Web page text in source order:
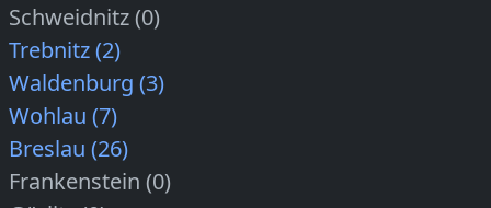
Schweidnitz (0)
Trebnitz (2)
Waldenburg (3)
Wohlau (7)
Breslau (26)
Frankenstein (0)